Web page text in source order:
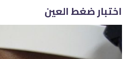
اختبار ضغط العين